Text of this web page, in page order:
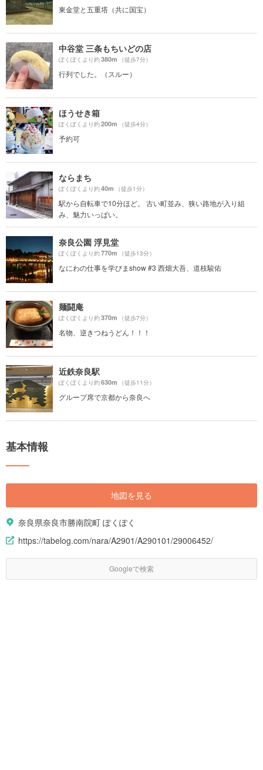
東金堂と五重塔（共に国宝）
中谷堂 三条もちいどの店
ぽくぽくより約380m （徒歩7分）
行列でした。（スルー）
ほうせき箱
ぽくぽくより約200m （徒歩4分）
予約可
ならまち
ぽくぽくより約40m （徒歩1分）
駅から自転車で10分ほど。 古い町並み、狭い路地が入り組
み、魅力いっぱい。
奈良公園 浮見堂
ぽくぽくより約770m （徒歩13分）
なにわの仕事を学びまshow #3 西畑大吾、道枝駿佑
麺闘庵
ぽくぽくより約370m （徒歩7分）
名物、逆きつねうどん！！！
近鉄奈良駅
ぽくぽくより約630m （徒歩11分）
グループ席で京都から奈良へ
基本情報
地図を見る
奈良県奈良市勝南院町 ぽくぽく
https://tabelog.com/nara/A2901/A290101/29006452/
Googleで検索